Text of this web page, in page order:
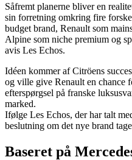
Såfremt planerne bliver en
sin forretning omkring fire
budget brand, Renault som
Alpine som niche premium og
avis Les Echos.
Idéen kommer af Citröens
og ville give Renault en chance
efterspørgsel på franske
marked.
Ifølge Les Echos, der har talt
beslutning om det nye brand
Baseret på